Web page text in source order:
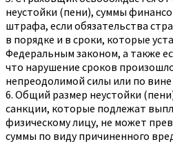
неустойки (пени), суммы
штрафа, если обязательства
в порядке и в сроки, которые
Федеральным законом, а также
что нарушение сроков
непреодолимой силы или по
6. Общий размер неустойки
санкции, которые подлежат
физическому лицу, не может
суммы по виду причиненного